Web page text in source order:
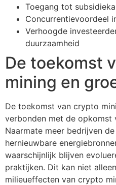
Toegang tot
Concurrentievoordeel
Verhoogde
duurzaamheid
De toekomst
mining en
De toekomst van crypto
verbonden met de opkomst
Naarmate meer bedrijven
hernieuwbare
waarschijnlijk blijven
praktijken. Dit kan niet
milieueffecten van crypto